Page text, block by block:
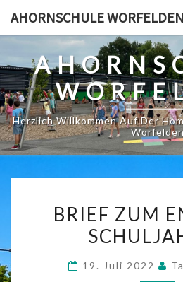
AHORNSCHULE WORFELDEN
Herzlich Willkommen Auf Der
Worfelden
ZUM
BRIEF ZUM
19. Juli 2022